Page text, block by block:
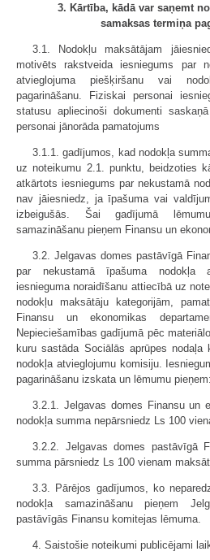
3. Kārtība, kādā var saņemt
samaksas termiņa
3.1. Nodokļu maksātājam
motivēts rakstveida iesniegums par
atvieglojuma piešķiršanu vai
pagarināšanu. Fiziskai personai
statusu apliecinoši dokumenti
personai jānorāda pamatojums
3.1.1. gadījumos, kad nodokļa
uz noteikumu 2.1. punktu, beidzoties
atkārtots iesniegums par nekustamā
nav jāiesniedz, ja īpašuma vai
izbeigušās. Šai gadījumā
samazināšanu pieņem Finansu un
3.2. Jelgavas domes pastāvīgā
par nekustamā īpašuma nodokļa
iesnieguma noraidīšanu attiecībā uz
nodokļu maksātāju kategorijām,
Finansu un ekonomikas
Nepieciešamības gadījumā pēc
kuru sastāda Sociālās aprūpes
nodokļa atvieglojumu komisiju.
pagarināšanu izskata un lēmumu pieņem:
3.2.1. Jelgavas domes Finansu un
nodokļa summa nepārsniedz Ls 100
3.2.2. Jelgavas domes pastāvīgā
summa pārsniedz Ls 100 vienam
3.3. Pārējos gadījumos, ko
nodokļa samazināšanu pieņem
pastāvīgās Finansu komitejas lēmuma.
4. Saistošie noteikumi publicējami